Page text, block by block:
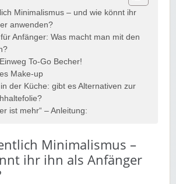
Minimalismus – und wie könnt ihr
anwenden?
Anfänger: Was macht man mit den
To-Go Becher!
Make-up
der Küche: gibt es Alternativen zur
ist mehr“ – Anleitung:
Minimalismus –
ihr ihn als Anfänger